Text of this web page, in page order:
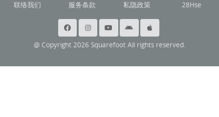
联络我们 服务条款 私隐政策 28Hse
@ Copyright 2026 Squarefoot All rights reserved.